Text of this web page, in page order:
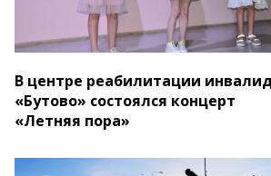
В центре реабилитации
«Бутово» состоялся концерт
«Летняя пора»